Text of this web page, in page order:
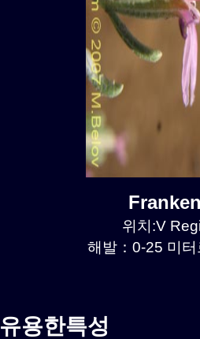
위치:V
해발：0-25 미
유용한특성